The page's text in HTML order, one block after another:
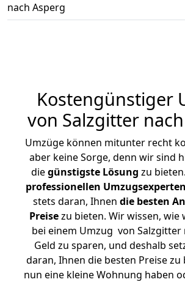
nach Asperg
Kostengünstiger
von Salzgitter
Umzüge können mitunter recht
aber keine Sorge, denn wir sind
diegünstigste Lösung zu
professionellen Umzugsexperten
stets daran, Ihnen die besten
Preisezu bieten. Wir wissen, wie
bei einem Umzug von Salzgitter
Geld zu sparen, und deshalb
daran, Ihnen die besten Preise zu
nun eine kleine Wohnung haben